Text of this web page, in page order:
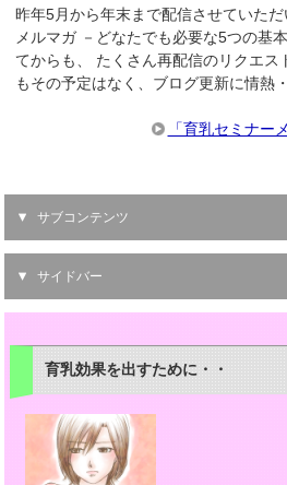
昨年5月から年末まで配信させていた
メルマガ －どなたでも必要な5つの基
てからも、 たくさん再配信のリクエス
もその予定はなく、ブログ更新に情熱
「育乳セミナー
サブコンテンツ
サイドバー
育乳効果を出すために・・